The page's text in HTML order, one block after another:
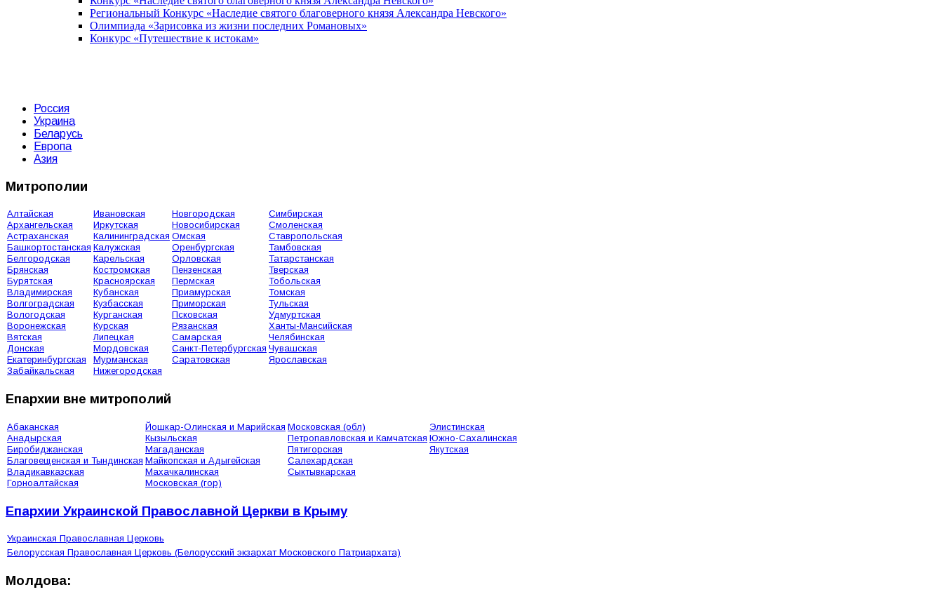
Региональный Конкурс «Наследие святого благоверного князя Александра Невского»
Олимпиада «Зарисовка из жизни последних Романовых»
Конкурс «Путешествие к истокам»
Россия
Украина
Беларусь
Европа
Азия
Митрополии
Алтайская
Архангельская
Астраханская
Башкортостанская
Белгородская
Брянская
Бурятская
Владимирская
Волгоградская
Вологодская
Воронежская
Вятская
Донская
Екатеринбургская
Забайкальская
Ивановская
Иркутская
Калининградская
Калужская
Карельская
Костромская
Красноярская
Кубанская
Кузбасская
Курганская
Курская
Липецкая
Мордовская
Мурманская
Нижегородская
Новгородская
Новосибирская
Омская
Оренбургская
Орловская
Пензенская
Пермская
Приамурская
Приморская
Псковская
Рязанская
Самарская
Санкт-Петербургская
Саратовская
Симбирская
Смоленская
Ставропольская
Тамбовская
Татарстанская
Тверская
Тобольская
Томская
Тульская
Удмуртская
Ханты-Мансийская
Челябинская
Чувашская
Ярославская
Епархии вне митрополий
Абаканская
Анадырская
Биробиджанская
Благовещенская и Тындинская
Владикавказская
Горноалтайская
Йошкар-Олинская и Марийская
Кызыльская
Магаданская
Майкопская и Адыгейская
Махачкалинская
Московская (гор)
Московская (обл)
Петропавловская и Камчатская
Пятигорская
Салехардская
Сыктывкарская
Элистинская
Южно-Сахалинская
Якутская
Епархии Украинской Православной Церкви в Крыму
Украинская Православная Церковь
Белорусская Православная Церковь (Белорусский экзархат Московского Патриархата)
Молдова: